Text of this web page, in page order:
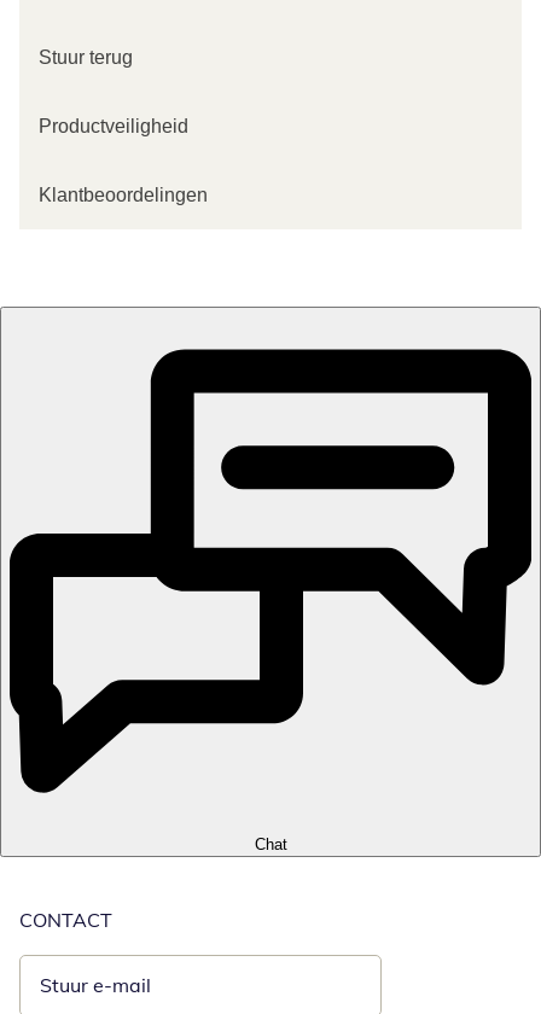
Stuur terug
Productveiligheid
Klantbeoordelingen
Chat
CONTACT
Stuur e-mail
Opent e-mailclient